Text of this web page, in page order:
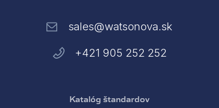
sales@watsonova.sk
+421 905 252 252
Katalóg štandardov